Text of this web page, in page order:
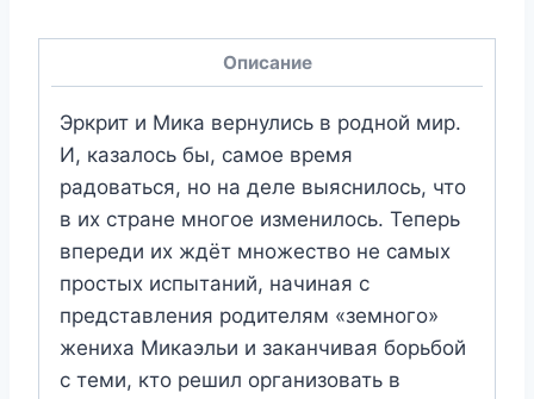
Описание
Эркрит и Мика вернулись в родной мир.
И, казалось бы, самое время
радоваться, но на деле выяснилось, что
в их стране многое изменилось. Теперь
впереди их ждёт множество не самых
простых испытаний, начиная с
представления родителям «земного»
жениха Микаэльи и заканчивая борьбой
с теми, кто решил организовать в